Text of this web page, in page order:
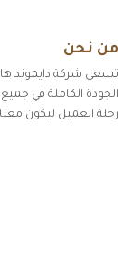
من نحن
تسعى شركة دايموند
الجودة الكاملة في
رحلة العميل ليكون